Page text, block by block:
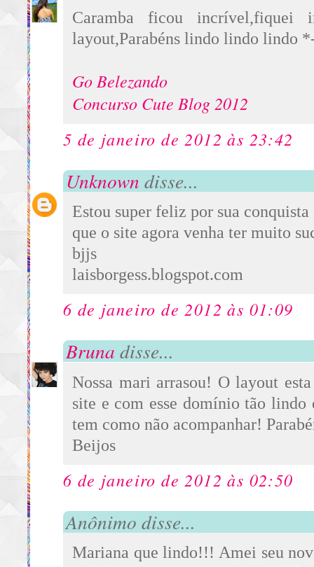
Caramba ficou incrível,fiquei
layout,Parabéns lindo lindo lindo
Go Belezando
Concurso Cute Blog 2012
5 de janeiro de 2012 às 23:42
Unknown disse...
Estou super feliz por sua
que o site agora venha ter muito
bjjs
laisborgess.blogspot.com
6 de janeiro de 2012 às 01:09
Bruna disse...
Nossa mari arrasou! O layout
site e com esse domínio tão lindo
tem como não acompanhar!
Beijos
6 de janeiro de 2012 às 02:50
Anônimo disse...
Mariana que lindo!!! Amei seu